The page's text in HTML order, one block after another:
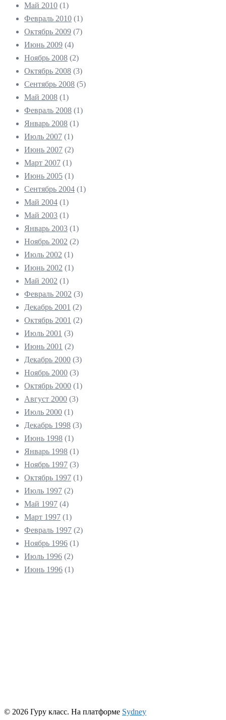
Май 2010 (1)
Февраль 2010 (1)
Октябрь 2009 (7)
Июнь 2009 (4)
Ноябрь 2008 (2)
Октябрь 2008 (3)
Сентябрь 2008 (5)
Май 2008 (1)
Февраль 2008 (1)
Январь 2008 (1)
Июль 2007 (1)
Июнь 2007 (2)
Март 2007 (1)
Июнь 2005 (1)
Сентябрь 2004 (1)
Май 2004 (1)
Май 2003 (1)
Январь 2003 (1)
Ноябрь 2002 (2)
Июль 2002 (1)
Июнь 2002 (1)
Май 2002 (1)
Февраль 2002 (3)
Декабрь 2001 (2)
Октябрь 2001 (2)
Июль 2001 (3)
Июнь 2001 (2)
Декабрь 2000 (3)
Ноябрь 2000 (3)
Октябрь 2000 (1)
Август 2000 (3)
Июль 2000 (1)
Декабрь 1998 (3)
Июнь 1998 (1)
Январь 1998 (1)
Ноябрь 1997 (3)
Октябрь 1997 (1)
Июль 1997 (2)
Май 1997 (4)
Март 1997 (1)
Февраль 1997 (2)
Ноябрь 1996 (1)
Июль 1996 (2)
Июнь 1996 (1)
© 2026 Гуру класс. На платформе Sydney